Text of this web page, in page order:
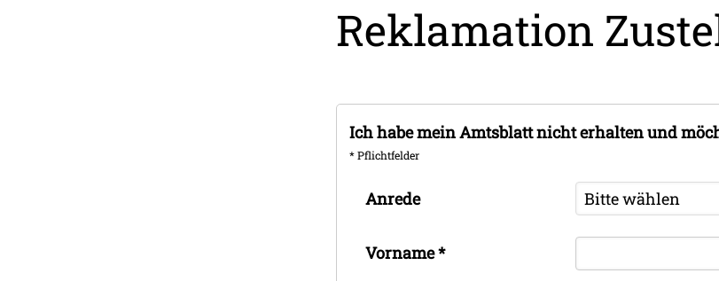
Reklamation
Ich habe mein Amtsblatt nicht erhalten und
* Pflichtfelder
Anrede
Vorname*